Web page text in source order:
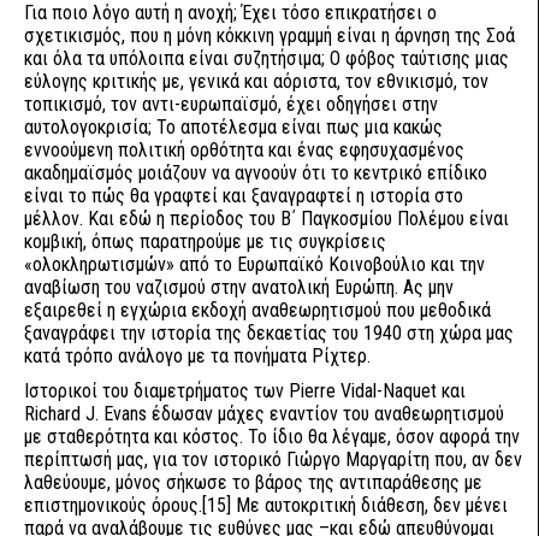
Για ποιο λόγο αυτή η ανοχή; Έχει τόσο επικρατήσει ο
σχετικισμός, που η μόνη κόκκινη γραμμή είναι η άρνηση της Σοά
και όλα τα υπόλοιπα είναι συζητήσιμα; Ο φόβος ταύτισης μιας
εύλογης κριτικής με, γενικά και αόριστα, τον εθνικισμό, τον
τοπικισμό, τον αντι-ευρωπαϊσμό, έχει οδηγήσει στην
αυτολογοκρισία; Το αποτέλεσμα είναι πως μια κακώς
εννοούμενη πολιτική ορθότητα και ένας εφησυχασμένος
ακαδημαϊσμός μοιάζουν να αγνοούν ότι το κεντρικό επίδικο
είναι το πώς θα γραφτεί και ξαναγραφτεί η ιστορία στο
μέλλον. Και εδώ η περίοδος του Β΄ Παγκοσμίου Πολέμου είναι
κομβική, όπως παρατηρούμε με τις συγκρίσεις
«ολοκληρωτισμών» από το Ευρωπαϊκό Κοινοβούλιο και την
αναβίωση του ναζισμού στην ανατολική Ευρώπη. Ας μην
εξαιρεθεί η εγχώρια εκδοχή αναθεωρητισμού που μεθοδικά
ξαναγράφει την ιστορία της δεκαετίας του 1940 στη χώρα μας
κατά τρόπο ανάλογο με τα πονήματα Ρίχτερ.
Ιστορικοί του διαμετρήματος των Pierre Vidal-Naquet και
Richard J. Evans έδωσαν μάχες εναντίον του αναθεωρητισμού
με σταθερότητα και κόστος. Το ίδιο θα λέγαμε, όσον αφορά την
περίπτωσή μας, για τον ιστορικό Γιώργο Μαργαρίτη που, αν δεν
λαθεύουμε, μόνος σήκωσε το βάρος της αντιπαράθεσης με
επιστημονικούς όρους.[15] Με αυτοκριτική διάθεση, δεν μένει
παρά να αναλάβουμε τις ευθύνες μας –και εδώ απευθύνομαι